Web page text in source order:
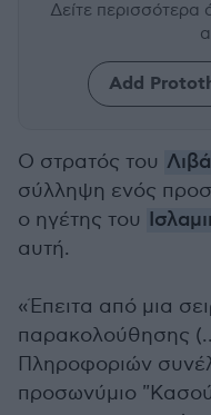
Δείτε
Add
Ο στρατός του
σύλληψη ενός
ο ηγέτης του
αυτή.
«Έπειτα από μια
παρακολούθησης
Πληροφοριών
προσωνύμιο